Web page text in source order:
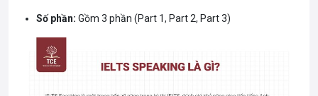
Số phần: Gồm 3 phần (Part 1, Part 2, Part 3)